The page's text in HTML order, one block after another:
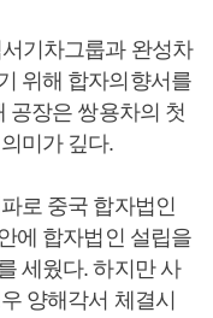
기차그룹과 완성차
위해 합자의향서를
공장은 쌍용차의 첫
미가 깊다.
로 중국 합자법인
에 합자법인 설립을
세웠다. 하지만 사
양해각서 체결시